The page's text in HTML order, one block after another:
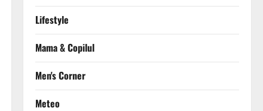
Lifestyle
Mama & Copilul
Men's Corner
Meteo